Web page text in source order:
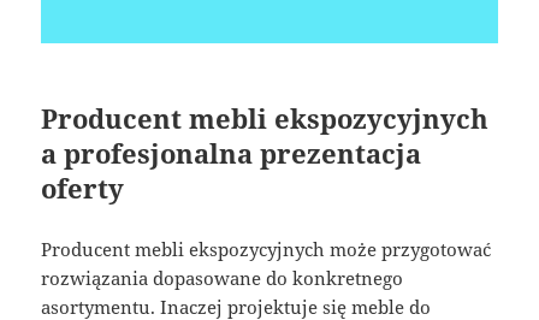
Producent mebli ekspozycyjnych
a profesjonalna prezentacja
oferty
Producent mebli ekspozycyjnych może przygotować
rozwiązania dopasowane do konkretnego
asortymentu. Inaczej projektuje się meble do